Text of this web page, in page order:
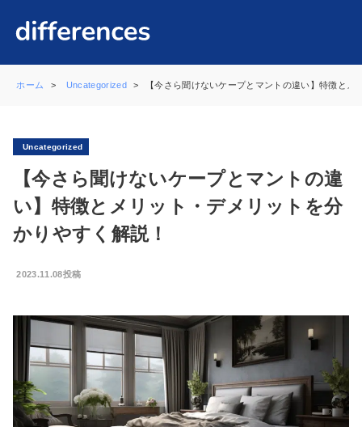
ホーム Uncategorized 【今さら聞けないケープとマントの違い】特徴と
Uncategorized
【今さら聞けないケープとマントの違
い】特徴とメリット・デメリットを分
かりやすく解説！
2023.11.08投稿